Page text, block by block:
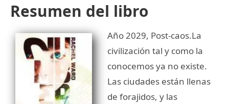
Resumen del libro
Año 2029, Post-caos.La
civilización tal y como la
conocemos ya no existe.
Las ciudades están llenas
de forajidos, y las